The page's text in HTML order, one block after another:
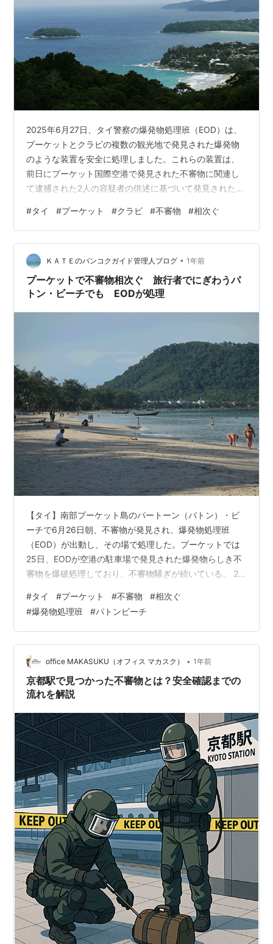
2025年6月27日、タイ警察の爆発物処理班（EOD）は、
プーケットとクラビの複数の観光地で発見された爆発物
のような装置を安全に処理しました。これらの装置は、
前日にプーケット国際空港で発見された不審物に関連し
て逮捕された2人の容疑者の供述に基づいて発見されたも
パトンビーチでは、6月27日午前11時ごろ、イルカ公園か
ら約200メートル離れた場所で不審物が見つかり、EOD
が高圧の水砲で処理を実施。その後、同じくプーケット
の観光名所であるプロムテープ岬でもコンクリートの中
に埋められた装置が発見され、安全に破壊されました。
警察によれば、これらの装置…
#タイ #プーケット #クラビ #不審物 #相次ぐ
ＫＡＴＥのバンコクガイド管理人ブログ • 1年前
プーケットで不審物相次ぐ 旅行者でにぎわうパ
トン・ビーチでも EODが処理
【タイ】南部プーケット島のパートーン（パトン）・ビ
ーチで6月26日朝、不審物が発見され、爆発物処理班
（EOD）が出動し、その場で処理した。プーケットでは
25日、EODが空港の駐車場で発見された爆発物らしき不
審物を爆破処理しており、不審物騒ぎが続いている。 26
場から200メートル離れた場所で見つかったと報じられ
ている。EODが11時頃に高水圧銃で処理した。爆発物と
明言していないが、「回路を無効にした」と説明してい
ることから、起爆が可能なものであったことが伺える。
25日のプーケット空港での爆破処理では、半径200メー
トルが数時間封鎖された。警察…
#タイ #プーケット #不審物 #相次ぐ
#爆発物処理班 #パトンビーチ
office MAKASUKU（オフィス マカスク） • 1年前
京都駅で見つかった不審物とは？安全確認までの
流れを解説